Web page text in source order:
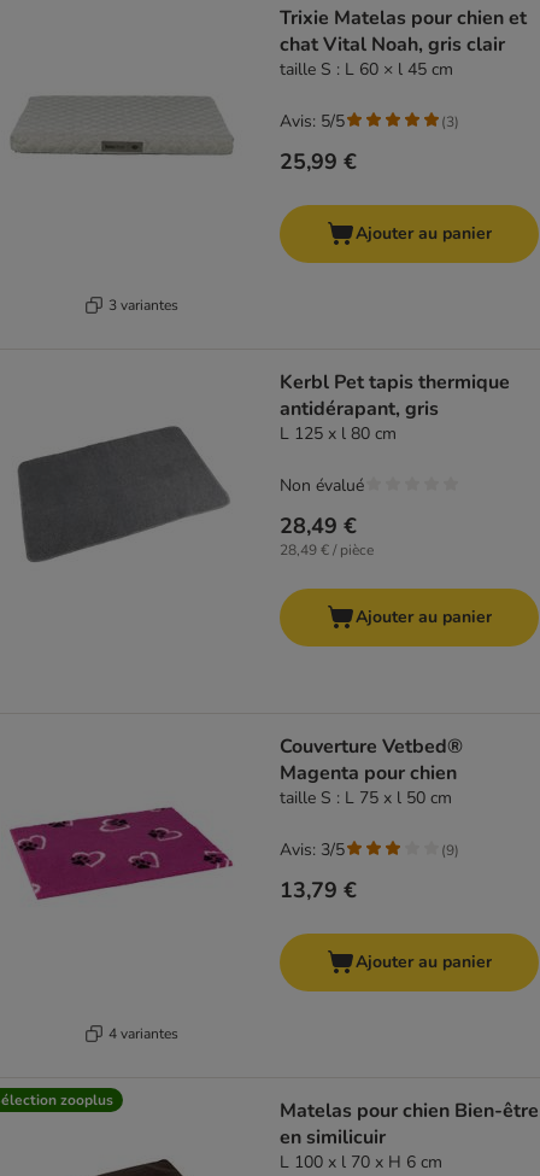
3 variantes
Trixie Matelas pour chien et
chat Vital Noah, gris clair
taille S : L 60 × l 45 cm
25,99 €
Avis: 5/5 (3)
Ajouter au panier
Kerbl Pet tapis thermique
antidérapant, gris
L 125 x l 80 cm
28,49 €
28,49 € / pièce
Non évalué
Ajouter au panier
4 variantes
Couverture Vetbed®
Magenta pour chien
taille S : L 75 x l 50 cm
13,79 €
Avis: 3/5 (9)
Ajouter au panier
zooplus
Matelas pour chien Bien-être
en similicuir
L 100 x l 70 x H 6 cm